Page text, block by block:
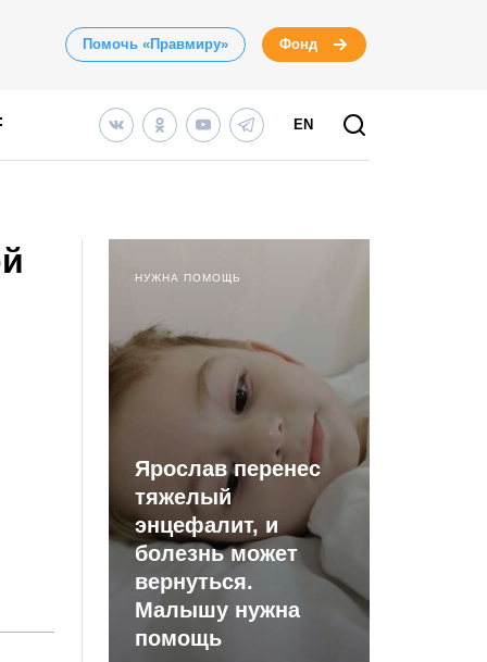
Помочь «Правмиру» Фонд
EN
НУЖНА ПОМОЩЬ
Ярослав перенес
тяжелый
энцефалит, и
болезнь может
вернуться.
Малышу нужна
помощь